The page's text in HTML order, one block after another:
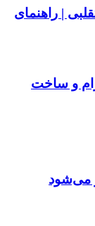
| راهنمای
پروگرام و ساخت